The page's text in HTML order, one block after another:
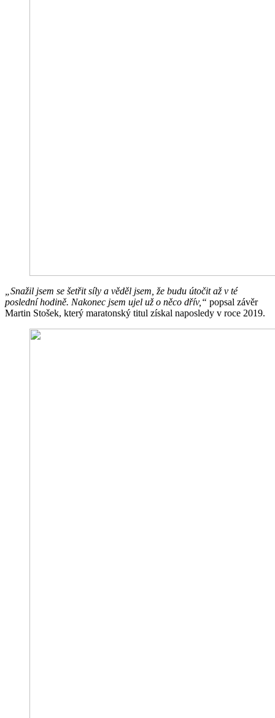
„Snažil jsem se šetřit síly a věděl jsem, že budu útočit až v té
poslední hodině. Nakonec jsem ujel už o něco dřív,“ popsal závěr
Martin Stošek, který maratonský titul získal naposledy v roce 2019.